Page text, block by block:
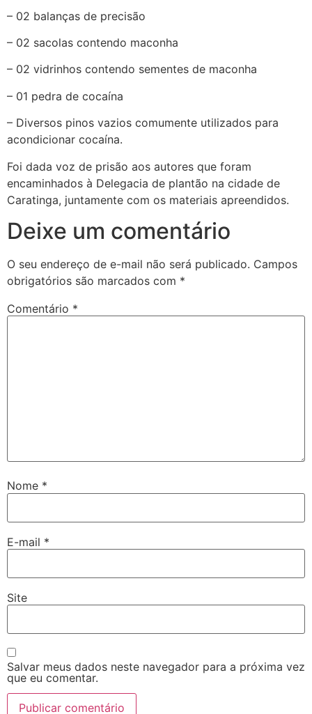
– 02 balanças de precisão
– 02 sacolas contendo maconha
– 02 vidrinhos contendo sementes de maconha
– 01 pedra de cocaína
– Diversos pinos vazios comumente utilizados para
acondicionar cocaína.
Foi dada voz de prisão aos autores que foram
encaminhados à Delegacia de plantão na cidade de
Caratinga, juntamente com os materiais apreendidos.
Deixe um comentário
O seu endereço de e-mail não será publicado. Campos
obrigatórios são marcados com *
Comentário *
Nome *
E-mail *
Site
Salvar meus dados neste navegador para a próxima vez
que eu comentar.